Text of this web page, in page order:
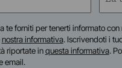
te forniti per tenerti informato
nostra informativa. Iscrivendoti i
riportate inquesta informativa.
email.